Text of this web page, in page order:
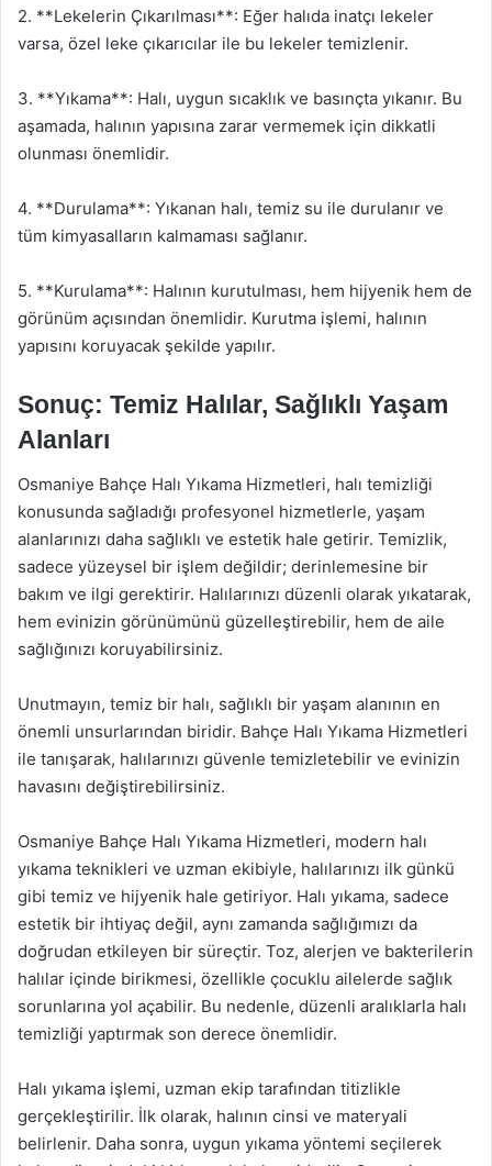
2. **Lekelerin Çıkarılması**: Eğer halıda inatçı lekeler
varsa, özel leke çıkarıcılar ile bu lekeler temizlenir.
3. **Yıkama**: Halı, uygun sıcaklık ve basınçta yıkanır. Bu
aşamada, halının yapısına zarar vermemek için dikkatli
olunması önemlidir.
4. **Durulama**: Yıkanan halı, temiz su ile durulanır ve
tüm kimyasalların kalmaması sağlanır.
5. **Kurulama**: Halının kurutulması, hem hijyenik hem de
görünüm açısından önemlidir. Kurutma işlemi, halının
yapısını koruyacak şekilde yapılır.
Sonuç: Temiz Halılar, Sağlıklı Yaşam
Alanları
Osmaniye Bahçe Halı Yıkama Hizmetleri, halı temizliği
konusunda sağladığı profesyonel hizmetlerle, yaşam
alanlarınızı daha sağlıklı ve estetik hale getirir. Temizlik,
sadece yüzeysel bir işlem değildir; derinlemesine bir
bakım ve ilgi gerektirir. Halılarınızı düzenli olarak yıkatarak,
hem evinizin görünümünü güzelleştirebilir, hem de aile
sağlığınızı koruyabilirsiniz.
Unutmayın, temiz bir halı, sağlıklı bir yaşam alanının en
önemli unsurlarından biridir. Bahçe Halı Yıkama Hizmetleri
ile tanışarak, halılarınızı güvenle temizletebilir ve evinizin
havasını değiştirebilirsiniz.
Osmaniye Bahçe Halı Yıkama Hizmetleri, modern halı
yıkama teknikleri ve uzman ekibiyle, halılarınızı ilk günkü
gibi temiz ve hijyenik hale getiriyor. Halı yıkama, sadece
estetik bir ihtiyaç değil, aynı zamanda sağlığımızı da
doğrudan etkileyen bir süreçtir. Toz, alerjen ve bakterilerin
halılar içinde birikmesi, özellikle çocuklu ailelerde sağlık
sorunlarına yol açabilir. Bu nedenle, düzenli aralıklarla halı
temizliği yaptırmak son derece önemlidir.
Halı yıkama işlemi, uzman ekip tarafından titizlikle
gerçekleştirilir. İlk olarak, halının cinsi ve materyali
belirlenir. Daha sonra, uygun yıkama yöntemi seçilerek